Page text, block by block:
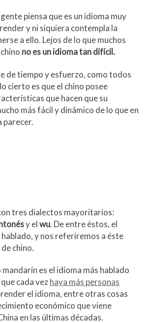
c
m
r
piensa que es un idioma muy
y ni siquiera contempla la
a ello. Lejos de lo que muchos
no es un idioma tan difícil.
de tiempo y esfuerzo, como todos
cierto es que el chino posee
que hacen que su
más fácil y dinámico de lo que en
parecer.
tres dialectos mayoritarios:
y elwu. De entre éstos, el
y nos referiremos a éste
chino.
mandarín es el idioma más hablado
cada vezhaya más personas
el idioma, entre otras cosas
económico que viene
en las últimas décadas.